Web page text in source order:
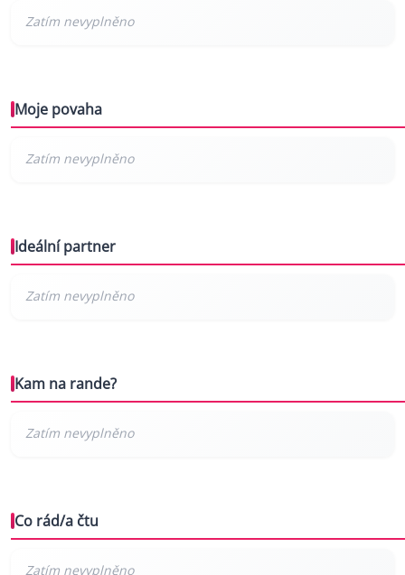
Moje povaha
Ideální partner
Kam na rande?
Co rád/a čtu